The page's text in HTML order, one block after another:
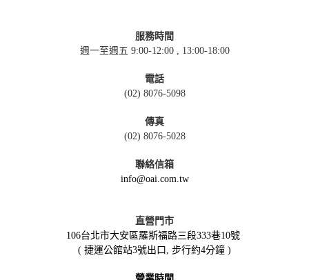
服務時間
週一至週五 9:00-12:00 , 13:00-18:00
電話
(02) 8076-5098
傳真
(02) 8076-5028
聯絡信箱
info@oai.com.tw
直營門市
106台北市大安區羅斯福路三段333巷10號
( 捷運公館站3號出口, 步行約4分鐘 )